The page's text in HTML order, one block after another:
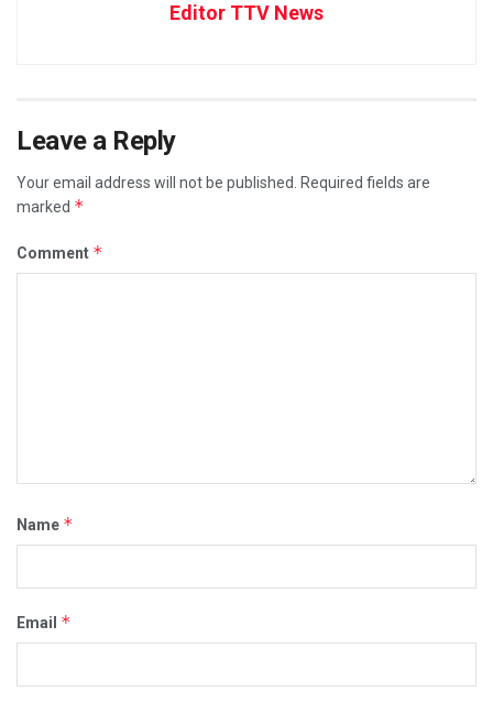
Editor TTV News
Leave a Reply
Your email address will not be published.
Required fields are
marked *
Comment *
Name *
Email *